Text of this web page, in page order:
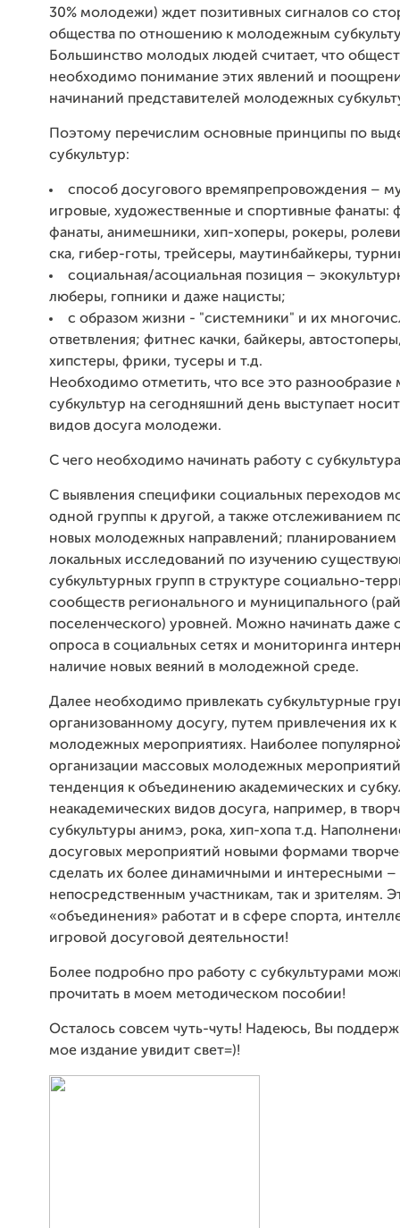
30% молодежи) ждет позитивных сигналов со
общества по отношению к молодежным
Большинство молодых людей считает, что
необходимо понимание этих явлений и
начинаний представителей молодежных
Поэтому перечислим основные принципы по
субкультур:
способ досугового времяпрепровождения –
игровые, художественные и спортивные фанаты:
фанаты, анимешники, хип-хоперы, рокеры,
ска, гибер-готы, трейсеры, маутинбайкеры,
социальная/асоциальная позиция –
люберы, гопники и даже нацисты;
с образом жизни - "системники" и их
ответвления; фитнес качки, байкеры,
хипстеры, фрики, тусеры и т.д.
Необходимо отметить, что все это
субкультур на сегодняшний день выступает
видов досуга молодежи.
С чего необходимо начинать работу с
С выявления специфики социальных переходов
одной группы к другой, а также отслеживанием
новых молодежных направлений; планированием
локальных исследований по изучению
субкультурных групп в структуре социально-
сообществ регионального и муниципального
поселенческого) уровней. Можно начинать даже
опроса в социальных сетях и мониторинга
наличие новых веяний в молодежной среде.
Далее необходимо привлекать субкультурные
организованному досугу, путем привлечения их к
молодежных мероприятиях. Наиболее
организации массовых молодежных мероприятий
тенденция к объединению академических и
неакадемических видов досуга, например, в
субкультуры анимэ, рока, хип-хопа т.д.
досуговых мероприятий новыми формами
сделать их более динамичными и интересными –
непосредственным участникам, так и зрителям.
«объединения» работат и в сфере спорта,
игровой досуговой деятельности!
Более подробно про работу с субкультурами
прочитать в моем методическом пособии!
Осталось совсем чуть-чуть! Надеюсь, Вы
мое издание увидит свет=)!